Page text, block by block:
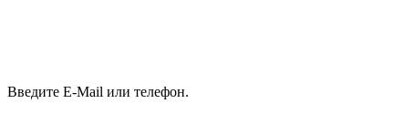
Введите E-Mail или телефон.